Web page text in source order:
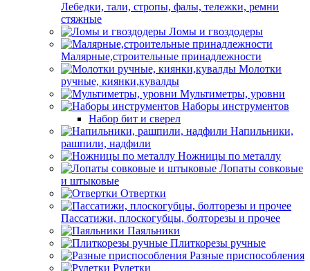
Лебедки, тали, стропы, фалы, тележки, ремни
стяжные
Ломы и гвоздодеры
Малярные,строительные принадлежности
Молотки
ручные, киянки,кувалды
Мультиметры, уровни
Наборы инструментов
Набор бит и сверел
Напильники,
рашпили, надфили
Ножницы по металлу
Лопаты совковые
и штыковые
Отвертки
Пассатижи, плоскогубцы, болторезы и прочее
Паяльники
Плиткорезы ручные
Разные приспособления
Рулетки